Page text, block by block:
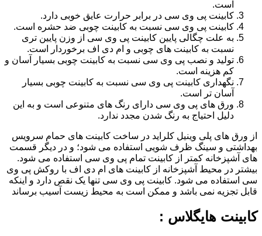
است.
کابینت پی وی سی در برابر حرارت عایق خوبی دارد.
کابینت پی وی سی نسبت به کابینت چوبی ضد حشره است.
به علت چگالی پایین کابینت پی وی سی از وزن پایین تری
نسبت به کابینت های چوبی و ام دی اف برخوردار است.
تولید و نصب پی وی سی نسبت به کابینت چوبی بسیار آسان و
کم هزینه است.
نگهداری کابینت پی وی سی نسبت به کابینت چوبی بسیار
آسان تر است.
ورق های پی وی سی دارای رنگ های متنوعی است و به این
دلیل احتیاج به رنگ شدن مجدد ندارد.
از ورق های پلی وینیل کلراید در ساخت کابینت های حمام سرویس
بهداشتی و سینگ ظرف شویی استفاده می شود؛ و در دیگر قسمت
های آشپزخانه کمتر از کابینت تمام پی وی سی استفاده می شود.
بیشتر در محیط آشپزخانه از کابینت های ام دی اف با روکش پی وی
سی استفاده می شود. کابینت پی وی سی تنها یک نقص دارد و اینکه
قابل تجزیه نمی باشد و ممکن است به محیط زیست آسیب برساند
کابینت هایگلاس :